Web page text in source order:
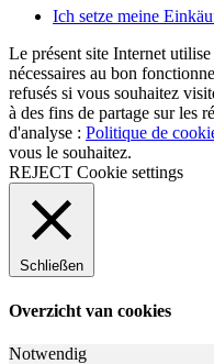
Ich setze meine
Le présent site Internet
nécessaires au bon
refusés si vous souhaitez
à des fins de partage sur les
d'analyse : Politique de
vous le souhaitez.
REJECT Cookie settings
Schließen
Overzicht van cookies
Notwendig